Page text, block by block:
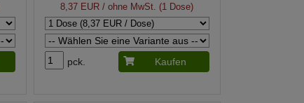
8,37 EUR / ohne MwSt. (1 Dose)
pck. Kaufen